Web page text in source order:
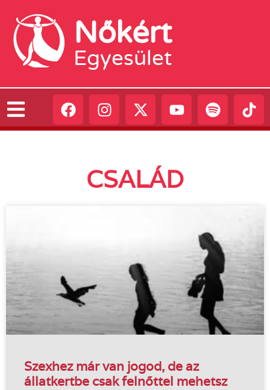
Nőkért
Egyesület
CSALÁD
Szexhez már van jogod, de az
állatkertbe csak felnőttel mehetsz